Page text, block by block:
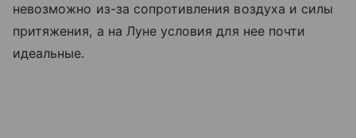
невозможно из-за сопротивления воздуха и силы
притяжения, а на Луне условия для нее почти
идеальные.